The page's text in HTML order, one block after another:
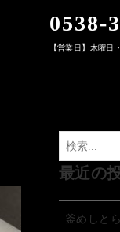
0538-
【営業日】木曜日
最近の
釜めしと